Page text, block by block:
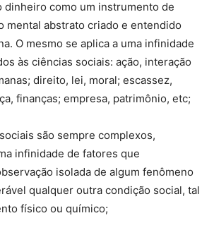
dinheiro como um instrumento de
mental abstrato criado e entendido
O mesmo se aplica a uma infinidade
às ciências sociais: ação, interação
direito, lei, moral; escassez,
finanças; empresa, patrimônio, etc;
são sempre complexos,
infinidade de fatores que
isolada de algum fenômeno
qualquer outra condição social, tal
físico ou químico;